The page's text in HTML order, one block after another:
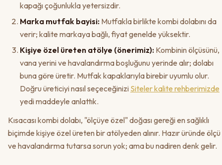
kapağı çoğunlukla yetersizdir.
Marka mutfak bayisi: Mutfakla birlikte kombi dolabını da
verir; kalite markaya bağlı, fiyat genelde yüksektir.
Kişiye özel üreten atölye (önerimiz): Kombinin ölçüsünü,
vana yerini ve havalandırma boşluğunu yerinde alır; dolabı
buna göre üretir. Mutfak kapaklarıyla birebir uyumlu olur.
Doğru üreticiyi nasıl seçeceğinizi Siteler kalite rehberimizde
yedi maddeyle anlattık.
Kısacası kombi dolabı, "ölçüye özel" doğası gereği en sağlıklı
biçimde kişiye özel üreten bir atölyeden alınır. Hazır üründe ölçü
ve havalandırma tutarsa sorun yok; ama bu nadiren denk gelir.